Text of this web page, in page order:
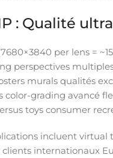
: Qualité
per lens =
perspectives
murals qualités
grading avancé
toys consumer
incluent virtual
internationaux